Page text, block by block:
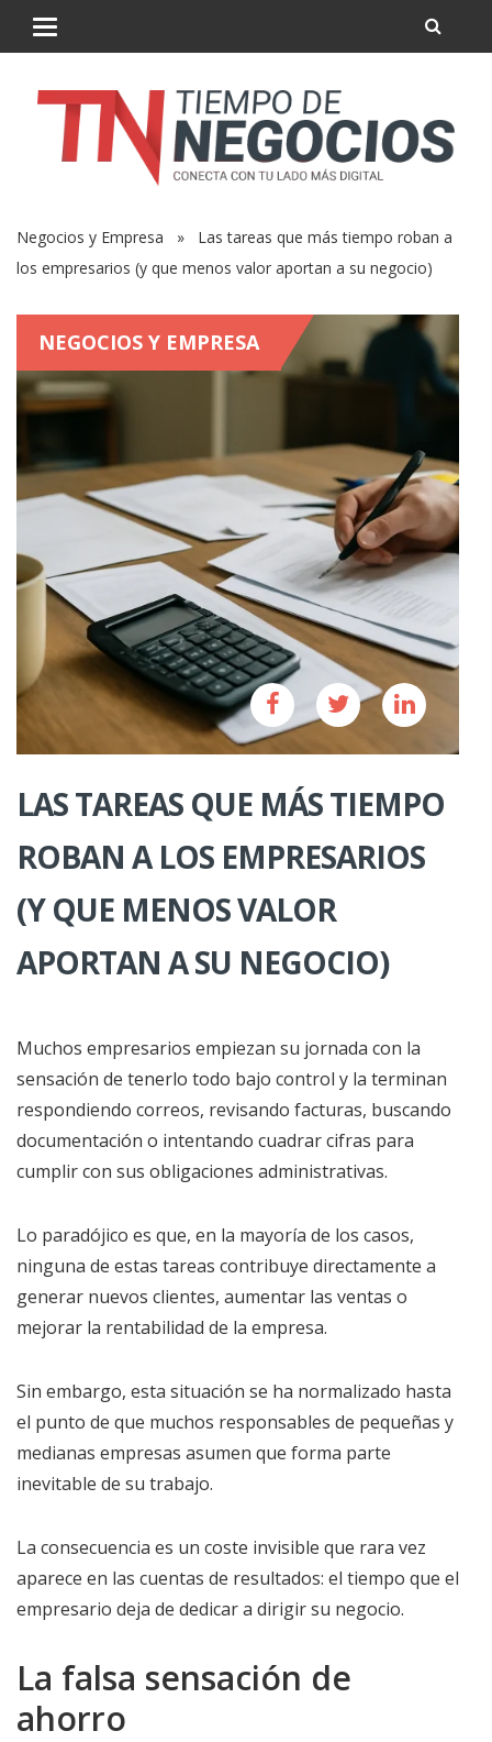
Negocios y Empresa » Las tareas que más tiempo roban a
los empresarios (y que menos valor aportan a su negocio)
NEGOCIOS Y EMPRESA
LAS TAREAS QUE MÁS TIEMPO
ROBAN A LOS EMPRESARIOS
(Y QUE MENOS VALOR
APORTAN A SU NEGOCIO)
Muchos empresarios empiezan su jornada con la
sensación de tenerlo todo bajo control y la terminan
respondiendo correos, revisando facturas, buscando
documentación o intentando cuadrar cifras para
cumplir con sus obligaciones administrativas.
Lo paradójico es que, en la mayoría de los casos,
ninguna de estas tareas contribuye directamente a
generar nuevos clientes, aumentar las ventas o
mejorar la rentabilidad de la empresa.
Sin embargo, esta situación se ha normalizado hasta
el punto de que muchos responsables de pequeñas y
medianas empresas asumen que forma parte
inevitable de su trabajo.
La consecuencia es un coste invisible que rara vez
aparece en las cuentas de resultados: el tiempo que el
empresario deja de dedicar a dirigir su negocio.
La falsa sensación de
ahorro